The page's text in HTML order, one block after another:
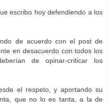
escribo hoy defendiendo a los
de acuerdo con el post de
en desacuerdo con todos los
de opinar-criticar los
el respeto, y aportando su
que no lo es tanta, a la de